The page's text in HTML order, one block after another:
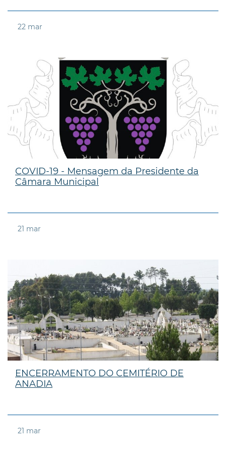
22 mar
COVID-19 - Mensagem da Presidente da
Câmara Municipal
21 mar
ENCERRAMENTO DO CEMITÉRIO DE
ANADIA
21 mar